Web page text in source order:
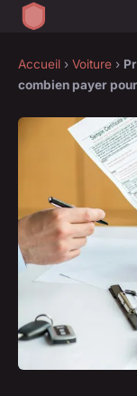
Accueil › Voiture ›
combien payer